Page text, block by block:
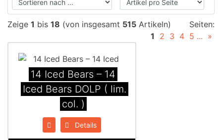
Zeige 1 bis 18 (von insgesamt 515 Artikeln)
Seiten:
1
2 3 4 5 ... »
14 Iced Bears ‎– 14
Iced Bears DOLP ( lim.
col. )
Details